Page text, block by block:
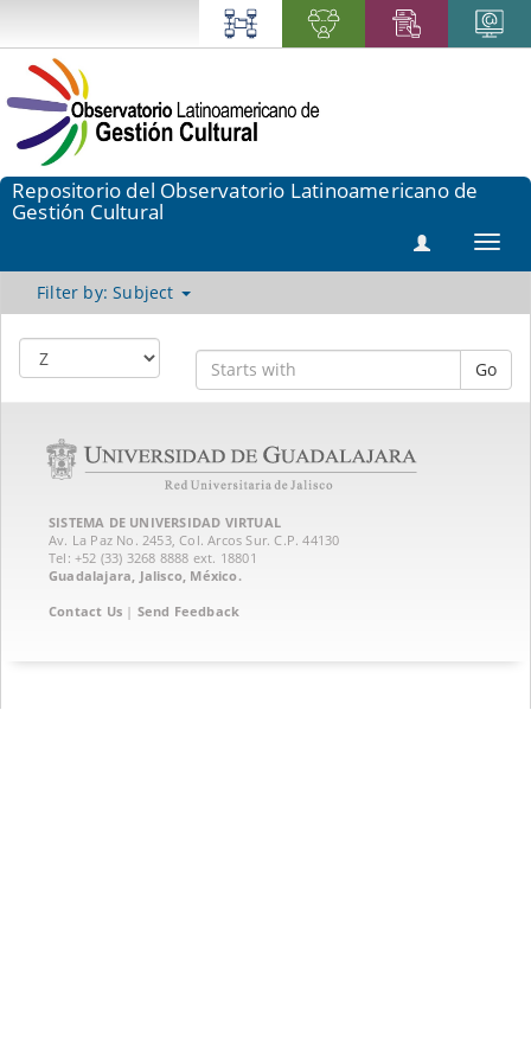
Repositorio del Observatorio Latinoamericano de
Gestión Cultural
Filter by: Subject
Go
SISTEMA DE UNIVERSIDAD VIRTUAL
Av. La Paz No. 2453, Col. Arcos Sur. C.P. 44130
Tel: +52 (33) 3268 8888‏ ext. 18801
Guadalajara, Jalisco, México.
Contact Us | Send Feedback